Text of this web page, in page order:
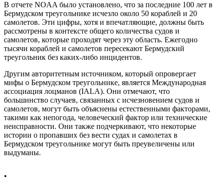
В отчете NOAA было установлено, что за последние 100 лет в
Бермудском треугольнике исчезло около 50 кораблей и 20
самолетов. Эти цифры, хотя и впечатляющие, должны быть
рассмотрены в контексте общего количества судов и
самолетов, которые проходят через эту область. Ежегодно
тысячи кораблей и самолетов пересекают Бермудский
треугольник без каких-либо инцидентов.
Другим авторитетным источником, который опровергает
мифы о Бермудском треугольнике, является Международная
ассоциация лоцманов (IALA). Они отмечают, что
большинство случаев, связанных с исчезновением судов и
самолетов, могут быть объяснены естественными факторами,
такими как непогода, человеческий фактор или технические
неисправности. Они также подчеркивают, что некоторые
истории о пропавших без вести судах и самолетах в
Бермудском треугольнике могут быть преувеличены или
выдуманы.
.